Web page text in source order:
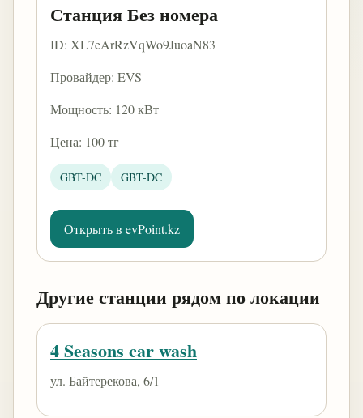
Станция Без номера
ID: XL7eArRzVqWo9JuoaN83
Провайдер: EVS
Мощность: 120 кВт
Цена: 100 тг
GBT-DC GBT-DC
Открыть в evPoint.kz
Другие станции рядом по локации
4 Seasons car wash
ул. Байтерекова, 6/1